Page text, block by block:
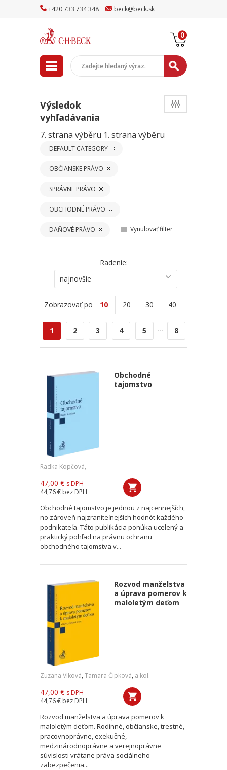
+420733 734348 beck@beck.sk
0
Výsledok
vyhľadávania
7. strana výběru 1. strana výběru
DEFAULT CATEGORY
OBČIANSKE PRÁVO
SPRÁVNE PRÁVO
OBCHODNÉ PRÁVO
DAŇOVÉ PRÁVO Vynulovať filter
Radenie:
najnovšie
Zobrazovať po 10 20 30 40
1 2 3 4 5 ... 8
Obchodné
tajomstvo
Radka Kopčová,
47,00 € s DPH
44,76 € bez DPH
Obchodné tajomstvo je jednou z najcennejších,
no zároveň najzraniteľnejších hodnôt každého
podnikateľa. Táto publikácia ponúka ucelený a
praktický pohľad na právnu ochranu
obchodného tajomstva v...
Rozvod manželstva
a úprava pomerov k
maloletým deťom
Zuzana Vlková, Tamara Čipková, a kol.
47,00 € s DPH
44,76 € bez DPH
Rozvod manželstva a úprava pomerov k
maloletým deťom. Rodinné, občianske, trestné,
pracovnoprávne, exekučné,
medzinárodnoprávne a verejnoprávne
súvislosti vrátane práva sociálneho
zabezpečenia...